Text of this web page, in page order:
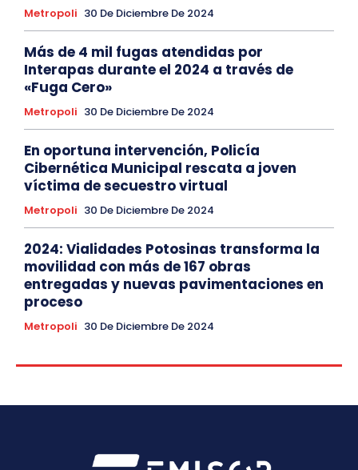
Metropoli 30 De Diciembre De 2024
Más de 4 mil fugas atendidas por
Interapas durante el 2024 a través de
«Fuga Cero»
Metropoli 30 De Diciembre De 2024
En oportuna intervención, Policía
Cibernética Municipal rescata a joven
víctima de secuestro virtual
Metropoli 30 De Diciembre De 2024
2024: Vialidades Potosinas transforma la
movilidad con más de 167 obras
entregadas y nuevas pavimentaciones en
proceso
Metropoli 30 De Diciembre De 2024